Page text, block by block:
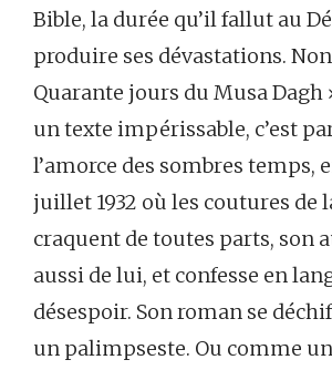
Bible, la durée qu’il fallut au
produire ses dévastations.
Quarante jours du Musa Dagh
un texte impérissable, c’est
l’amorce des sombres temps,
juillet 1932 où les coutures de
craquent de toutes parts, son
aussi de lui, et confesse en
désespoir. Son roman se
un palimpseste. Ou comme